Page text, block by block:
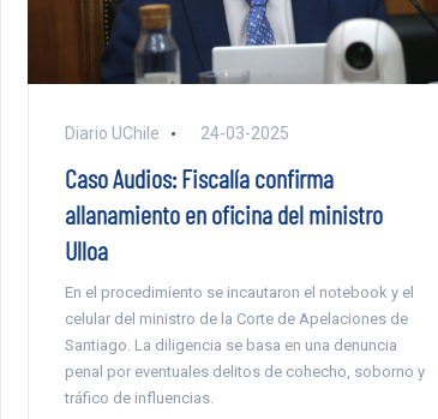
Diario UChile 24-03-2025
Caso Audios: Fiscalía confirma
allanamiento en oficina del ministro
Ulloa
En el procedimiento se incautaron el notebook y el
celular del ministro de la Corte de Apelaciones de
Santiago. La diligencia se basa en una denuncia
penal por eventuales delitos de cohecho, soborno y
tráfico de influencias.